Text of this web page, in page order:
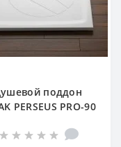
поддон
PERSEUS PRO-90